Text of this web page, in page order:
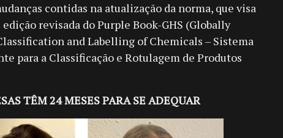
contidas na atualização da norma, que visa
revisada do Purple Book-GHS (Globally
and Labelling of Chemicals – Sistema
para a Classificação e Rotulagem de Produtos
TÊM 24 MESES PARA SE ADEQUAR